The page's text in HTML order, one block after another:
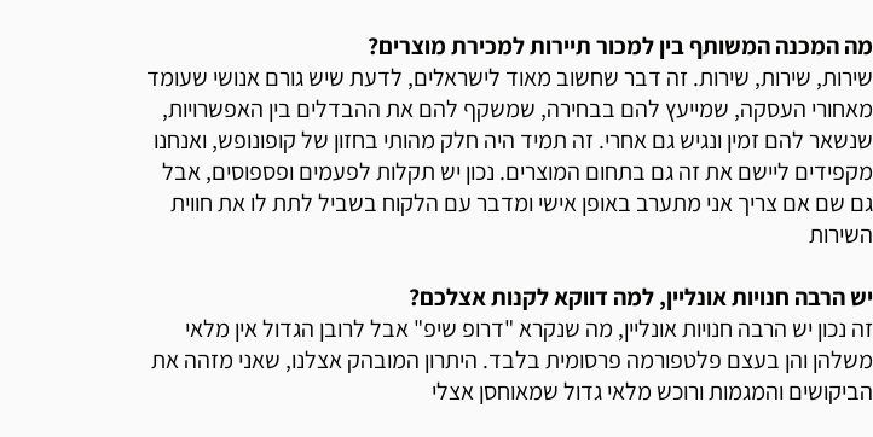
מה המכנה המשותף בין למכור תיירות למכירת מוצרים?
שירות, שירות, שירות. זה דבר שחשוב מאוד לישראלים, לדעת שיש גורם אנושי שעומד
מאחורי העסקה, שמייעץ להם בבחירה, שמשקף להם את ההבדלים בין האפשרויות,
שנשאר להם זמין ונגיש גם אחרי. זה תמיד היה חלק מהותי בחזון של קופונופש, ואנחנו
מקפידים ליישם את זה גם בתחום המוצרים. נכון יש תקלות לפעמים ופספוסים, אבל
גם שם אם צריך אני מתערב באופן אישי ומדבר עם הלקוח בשביל לתת לו את חווית
השירות
יש הרבה חנויות אונליין, למה דווקא לקנות אצלכם?
זה נכון יש הרבה חנויות אונליין, מה שנקרא "דרופ שיפ" אבל לרובן הגדול אין מלאי
משלהן והן בעצם פלטפורמה פרסומית בלבד. היתרון המובהק אצלנו, שאני מזהה את
הביקושים והמגמות ורוכש מלאי גדול שמאוחסן אצלי